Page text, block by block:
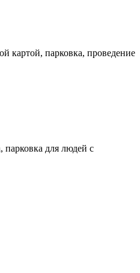
картой, парковка, проведение
парковка для людей с